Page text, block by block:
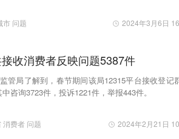
市 问题 2024年3月6日
收消费者反映问题5387件
管局了解到，春节期间该局12315平台接收登记
咨询3723件，投诉1221件，举报443件。
消费者 问题 2024年2月21日